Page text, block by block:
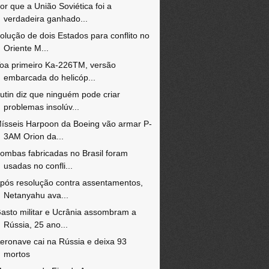
que a União Soviética foi a
verdadeira ganhado...
de dois Estados para conflito no
Oriente M...
primeiro Ka-226TM, versão
embarcada do helicóp...
diz que ninguém pode criar
problemas insolúv...
Harpoon da Boeing vão armar P-
3AM Orion da...
fabricadas no Brasil foram
usadas no confli...
resolução contra assentamentos,
Netanyahu ava...
militar e Ucrânia assombram a
Rússia, 25 ano...
cai na Rússia e deixa 93
mortos